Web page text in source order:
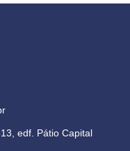
edf. Pátio Capital